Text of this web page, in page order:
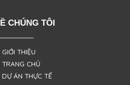
CHÚNG TÔI
THIỆU
CHỦ
ÁN THỰC TẾ